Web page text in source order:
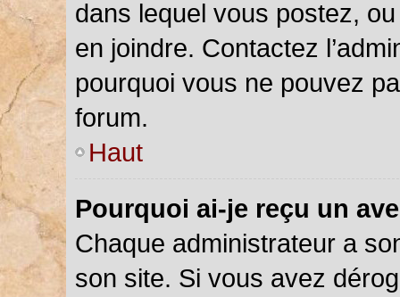
dans lequel vous postez,
en joindre. Contactez
pourquoi vous ne pouvez
forum.
Haut
Pourquoi ai-je reçu un
Chaque administrateur a
son site. Si vous avez